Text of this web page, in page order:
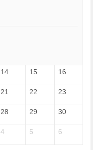
14 15 16
21 22 23
28 29 30
4 5 6